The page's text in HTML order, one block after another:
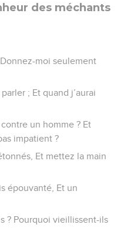
des méchants
moi seulement
; Et quand j’aurai
un homme ? Et
impatient ?
Et mettez la main
épouvanté, Et un
? Pourquoi vieillissent-ils